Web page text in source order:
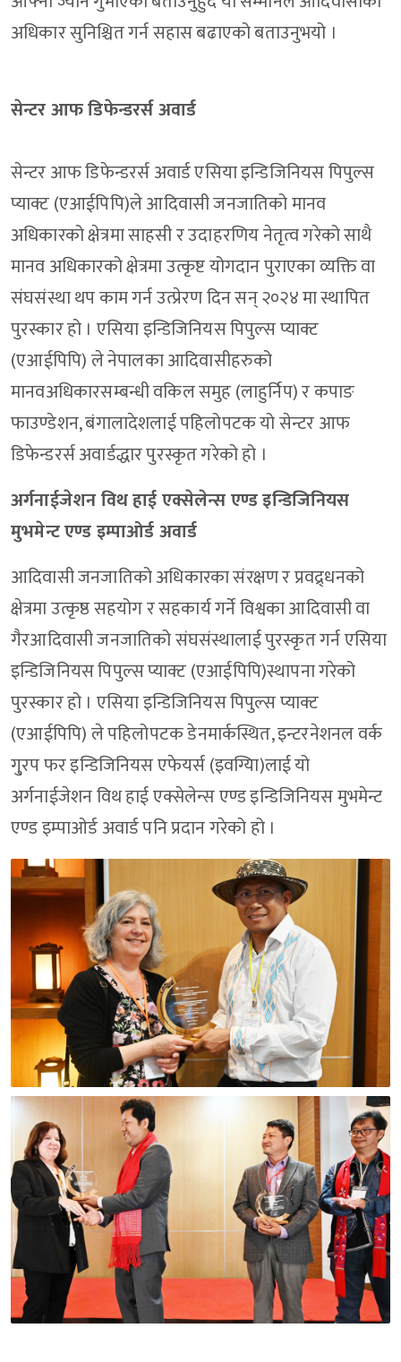
अधिकार सुनिश्चित गर्न सहास बढाएको बताउनुभयो ।
सेन्टर आफ डिफेन्डरर्स अवार्ड
सेन्टर आफ डिफेन्डरर्स अवार्ड एसिया इन्डिजिनियस पिपुल्स
प्याक्ट (एआईपिपि)ले आदिवासी जनजातिको मानव
अधिकारको क्षेत्रमा साहसी र उदाहरणिय नेतृत्व गरेको साथै
मानव अधिकारको क्षेत्रमा उत्कृष्ट योगदान पुराएका व्यक्ति वा
संघसंस्था थप काम गर्न उत्प्रेरण दिन सन् २०२४ मा स्थापित
पुरस्कार हो । एसिया इन्डिजिनियस पिपुल्स प्याक्ट
(एआईपिपि) ले नेपालका आदिवासीहरुको
मानवअधिकारसम्बन्धी वकिल समुह (लाहुर्निप) र कपाङ
फाउण्डेशन, बंगालादेशलाई पहिलोपटक यो सेन्टर आफ
डिफेन्डरर्स अवार्डद्धार पुरस्कृत गरेको हो ।
अर्गनाईजेशन विथ हाई एक्सेलेन्स एण्ड इन्डिजिनियस
मुभमेन्ट एण्ड इम्पाओर्ड अवार्ड
आदिवासी जनजातिको अधिकारका संरक्षण र प्रवद्र्धनको
क्षेत्रमा उत्कृष्ठ सहयोग र सहकार्य गर्ने विश्वका आदिवासी वा
गैरआदिवासी जनजातिको संघसंस्थालाई पुरस्कृत गर्न एसिया
इन्डिजिनियस पिपुल्स प्याक्ट (एआईपिपि)स्थापना गरेको
पुरस्कार हो । एसिया इन्डिजिनियस पिपुल्स प्याक्ट
(एआईपिपि) ले पहिलोपटक डेनमार्कस्थित, इन्टरनेशनल वर्क
गु्रप फर इन्डिजिनियस एफेयर्स (इवग्यिा)लाई यो
अर्गनाईजेशन विथ हाई एक्सेलेन्स एण्ड इन्डिजिनियस मुभमेन्ट
एण्ड इम्पाओर्ड अवार्ड पनि प्रदान गरेको हो ।